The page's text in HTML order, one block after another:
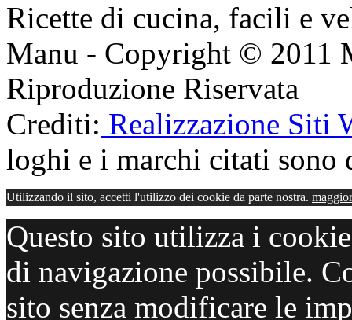
Ricette di cucina, facili e
Manu - Copyright © 2011
Riproduzione Riservata
Crediti: Realizzazione Siti
loghi e i marchi citati
Utilizzando il sito, accetti l'utilizzo dei cookie da parte nostra.
Questo sito utilizza i
di navigazione possibile.
sito senza modificare le